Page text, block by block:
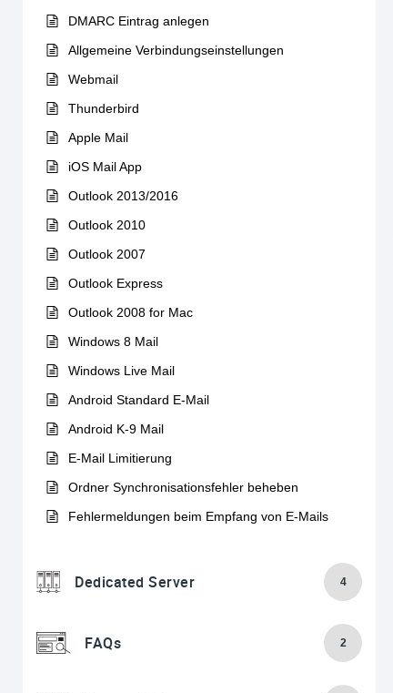
DMARC Eintrag anlegen
Allgemeine Verbindungseinstellungen
Webmail
Thunderbird
Apple Mail
iOS Mail App
Outlook 2013/2016
Outlook 2010
Outlook 2007
Outlook Express
Outlook 2008 for Mac
Windows 8 Mail
Windows Live Mail
Android Standard E-Mail
Android K-9 Mail
E-Mail Limitierung
Ordner Synchronisationsfehler beheben
Fehlermeldungen beim Empfang von E-Mails
Dedicated Server 4
FAQs 2